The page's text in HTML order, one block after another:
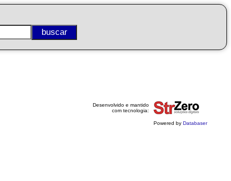
Desenvolvido e mantido
com tecnologia:
Powered by Databaser